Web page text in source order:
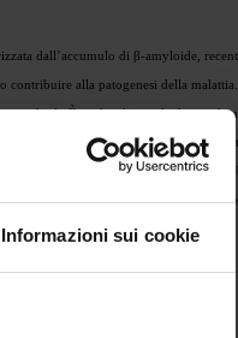
Informazioni sui cookie
dall’accumulo di β-amyloide,
alla patogenesi della
È anche chiaro che la
se la letteratura indica che l’AD è
di ossido nitrico (NO),
delle funzionalità vascolari